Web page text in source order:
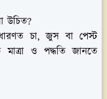
উচিত?
চা, জুস বা পেস্ট
ও পদ্ধতি জানতে